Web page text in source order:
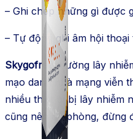
– Ghi chép những gì được
– Tự động ghi âm hội
Skygofree thường lây
mạo danh nhà mạng viễn
nhiều thiết bị bị lây nhiễm
cũng nên đề phòng, đừng